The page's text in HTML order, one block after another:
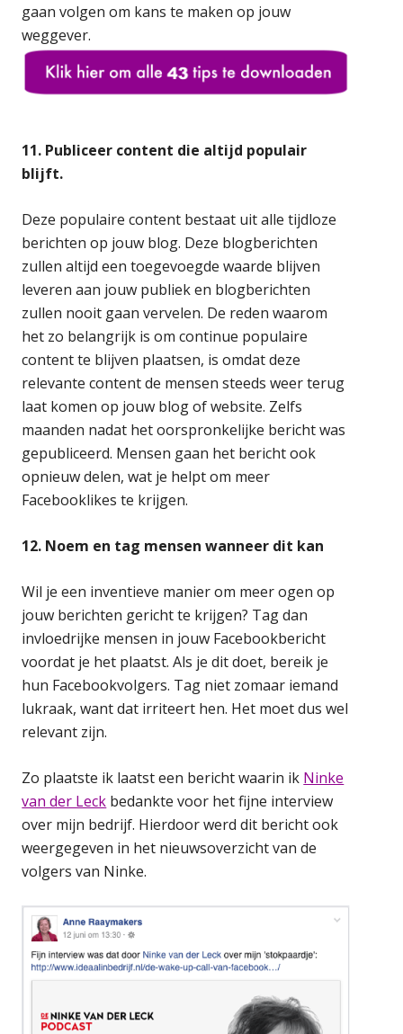
gaan volgen om kans te maken op jouw
weggever.
11. Publiceer content die altijd populair
blijft.
Deze populaire content bestaat uit alle tijdloze
berichten op jouw blog. Deze blogberichten
zullen altijd een toegevoegde waarde blijven
leveren aan jouw publiek en blogberichten
zullen nooit gaan vervelen. De reden waarom
het zo belangrijk is om continue populaire
content te blijven plaatsen, is omdat deze
relevante content de mensen steeds weer terug
laat komen op jouw blog of website. Zelfs
maanden nadat het oorspronkelijke bericht was
gepubliceerd. Mensen gaan het bericht ook
opnieuw delen, wat je helpt om meer
Facebooklikes te krijgen.
12. Noem en tag mensen wanneer dit kan
Wil je een inventieve manier om meer ogen op
jouw berichten gericht te krijgen? Tag dan
invloedrijke mensen in jouw Facebookbericht
voordat je het plaatst. Als je dit doet, bereik je
hun Facebookvolgers. Tag niet zomaar iemand
lukraak, want dat irriteert hen. Het moet dus wel
relevant zijn.
Zo plaatste ik laatst een bericht waarin ik Ninke
van der Leck bedankte voor het fijne interview
over mijn bedrijf. Hierdoor werd dit bericht ook
weergegeven in het nieuwsoverzicht van de
volgers van Ninke.